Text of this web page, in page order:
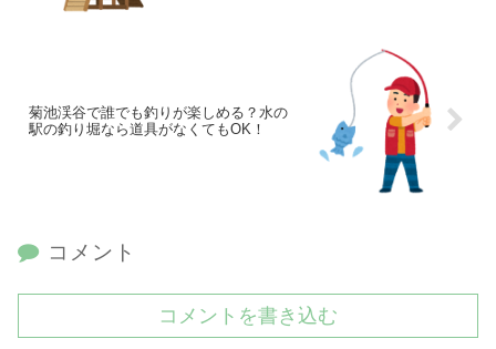
菊池渓谷で誰でも釣りが楽しめる？水の
駅の釣り堀なら道具がなくてもOK！
コメント
コメントを書き込む